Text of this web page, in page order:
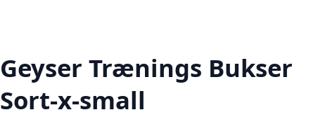
Geyser Trænings Bukser
Sort-x-small